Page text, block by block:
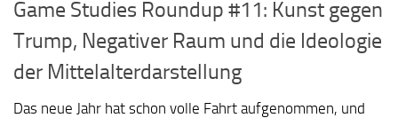
Game Studies Roundup #11: Kunst gegen
Trump, Negativer Raum und die Ideologie
der Mittelalterdarstellung
Das neue Jahr hat schon volle Fahrt aufgenommen, und